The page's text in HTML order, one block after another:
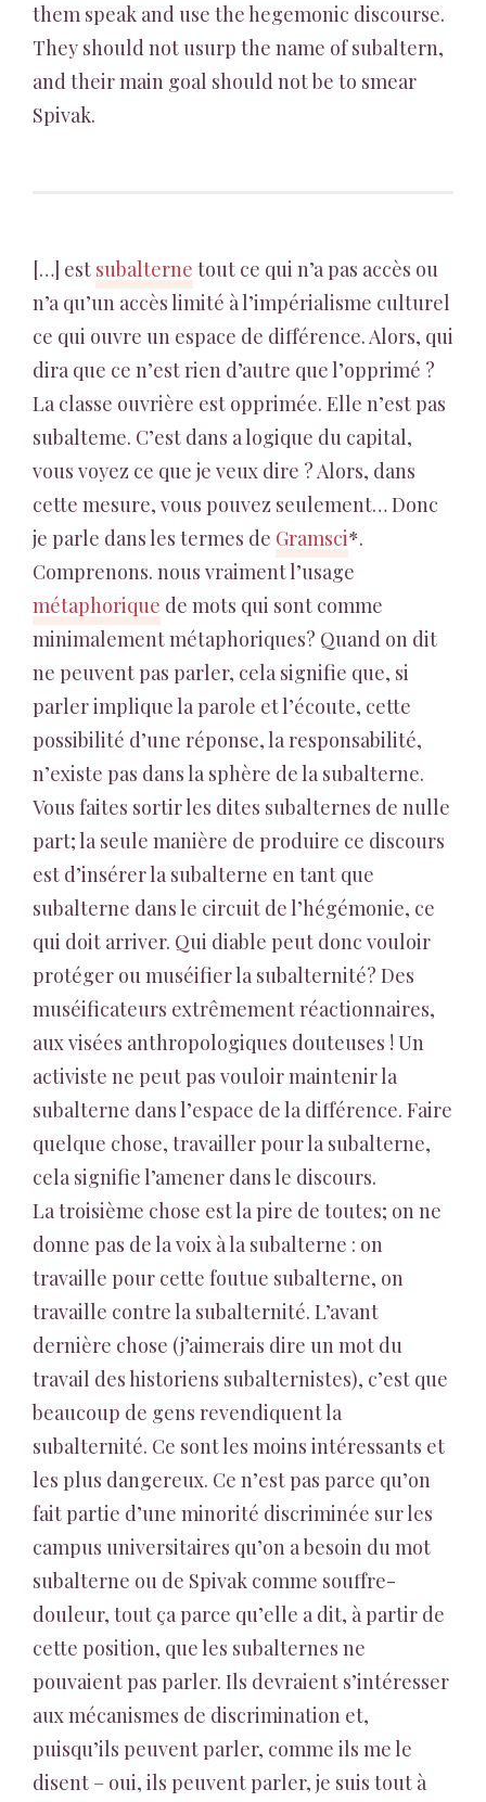
them speak and use the hegemonic discourse.
They should not usurp the name of subaltern,
and their main goal should not be to smear
Spivak.
[…] est subalterne tout ce qui n’a pas accès ou
n’a qu’un accès limité à l’impérialisme culturel
ce qui ouvre un espace de différence. Alors, qui
dira que ce n’est rien d’autre que l’opprimé ?
La classe ouvrière est opprimée. Elle n’est pas
subalteme. C’est dans a logique du capital,
vous voyez ce que je veux dire ? Alors, dans
cette mesure, vous pouvez seulement… Donc
je parle dans les termes de Gramsci*.
Comprenons. nous vraiment l’usage
métaphorique de mots qui sont comme
minimalement métaphoriques? Quand on dit
ne peuvent pas parler, cela signifie que, si
parler implique la parole et l’écoute, cette
possibilité d’une réponse, la responsabilité,
n’existe pas dans la sphère de la subalterne.
Vous faites sortir les dites subalternes de nulle
part; la seule manière de produire ce discours
est d’insérer la subalterne en tant que
subalterne dans le circuit de l’hégémonie, ce
qui doit arriver. Qui diable peut donc vouloir
protéger ou muséifier la subalternité? Des
muséificateurs extrêmement réactionnaires,
aux visées anthropologiques douteuses ! Un
activiste ne peut pas vouloir maintenir la
subalterne dans l’espace de la différence. Faire
quelque chose, travailler pour la subalterne,
cela signifie l’amener dans le discours.
La troisième chose est la pire de toutes; on ne
donne pas de la voix à la subalterne : on
travaille pour cette foutue subalterne, on
travaille contre la subalternité. L’avant
dernière chose (j’aimerais dire un mot du
travail des historiens subalternistes), c’est que
beaucoup de gens revendiquent la
subalternité. Ce sont les moins intéressants et
les plus dangereux. Ce n’est pas parce qu’on
fait partie d’une minorité discriminée sur les
campus universitaires qu’on a besoin du mot
subalterne ou de Spivak comme souffre-
douleur, tout ça parce qu’elle a dit, à partir de
cette position, que les subalternes ne
pouvaient pas parler. Ils devraient s’intéresser
aux mécanismes de discrimination et,
puisqu’ils peuvent parler, comme ils me le
disent – oui, ils peuvent parler, je suis tout à